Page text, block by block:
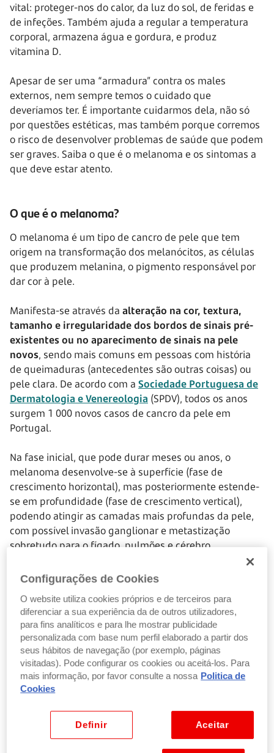
vital: proteger-nos do calor, da luz do sol, de feridas e
de infeções. Também ajuda a regular a temperatura
corporal, armazena água e gordura, e produz
vitamina D.
Apesar de ser uma “armadura” contra os males
externos, nem sempre temos o cuidado que
deveríamos ter. É importante cuidarmos dela, não só
por questões estéticas, mas também porque corremos
o risco de desenvolver problemas de saúde que podem
ser graves. Saiba o que é o melanoma e os sintomas a
que deve estar atento.
O que é o melanoma?
O melanoma é um tipo de cancro de pele que tem
origem na transformação dos melanócitos, as células
que produzem melanina, o pigmento responsável por
dar cor à pele.
Manifesta-se através da alteração na cor, textura,
tamanho e irregularidade dos bordos de sinais pré-
existentes ou no aparecimento de sinais na pele
novos, sendo mais comuns em pessoas com história
de queimaduras (antecedentes são outras coisas) ou
pele clara. De acordo com a Sociedade Portuguesa de
Dermatologia e Venereologia (SPDV), todos os anos
surgem 1 000 novos casos de cancro da pele em
Portugal.
Na fase inicial, que pode durar meses ou anos, o
melanoma desenvolve-se à superfície (fase de
crescimento horizontal), mas posteriormente estende-
se em profundidade (fase de crescimento vertical),
podendo atingir as camadas mais profundas da pele,
com possível invasão ganglionar e metastização
sobretudo para o fígado, pulmões e cérebro.
Pode surgir em qualquer parte do corpo, com maior
incidência na face, no tronco e nas pernas, no caso das
mulheres, ou nas mucosas (boca, olhos, reto). Ao
contrário de outros tipos de cancro de pele, mais
associados a uma exposição solar crónica, o melanoma
está relacionado com uma exposição solar irregular e
aguda, caracterizada muitas vezes por queimaduras
solares.
Quais são os fatores de risco?
Mais do que as causas do melanoma, devemos falar
Configurações de Cookies
O website utiliza cookies próprios e de terceiros para
diferenciar a sua experiência da de outros utilizadores,
para fins analíticos e para lhe mostrar publicidade
personalizada com base num perfil elaborado a partir dos
seus hábitos de navegação (por exemplo, páginas
visitadas). Pode configurar os cookies ou aceitá-los. Para
mais informação, por favor consulte a nossa Politica de
Cookies
Aceitar
Definir